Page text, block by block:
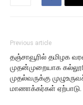
Previous article
தஞ்சாவூரில் தமிழக
முதன்முறையாக
முதல்வருக்கு
மாணாக்கர்கள் ஏற்பாடு.